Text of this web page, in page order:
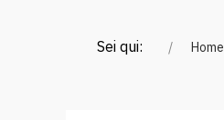
Sei qui: Home